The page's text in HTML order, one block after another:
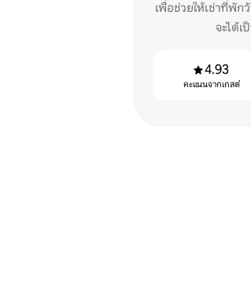
เพื่อช่วยให้เช่าที่พั
จะได้
4.93
คะแนนจากเกสต์